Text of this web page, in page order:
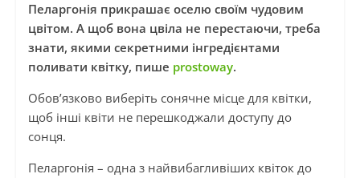
Пеларгонія прикрашає оселю своїм чудовим
цвітом. А щоб вона цвіла не перестаючи, треба
знати, якими секретними інгредієнтами
поливати квітку, пише prostoway.
Обов’язково виберіть сонячне місце для квітки,
щоб інші квіти не перешкоджали доступу до
сонця.
Пеларгонія – одна з найвибагливіших квіток до